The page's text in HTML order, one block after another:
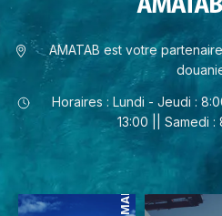
AMATAB est votre
Horaires : Lundi - Jeudi :
13:00 || Samedi :
DOMAINES